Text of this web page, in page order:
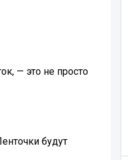
— это не просто
будут